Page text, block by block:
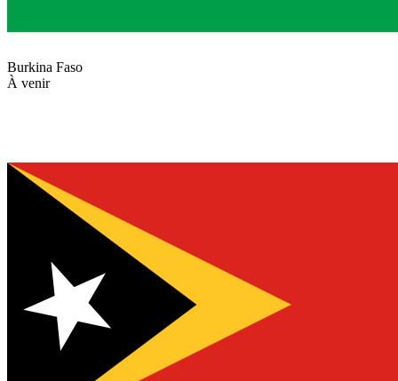
Burkina Faso
À venir